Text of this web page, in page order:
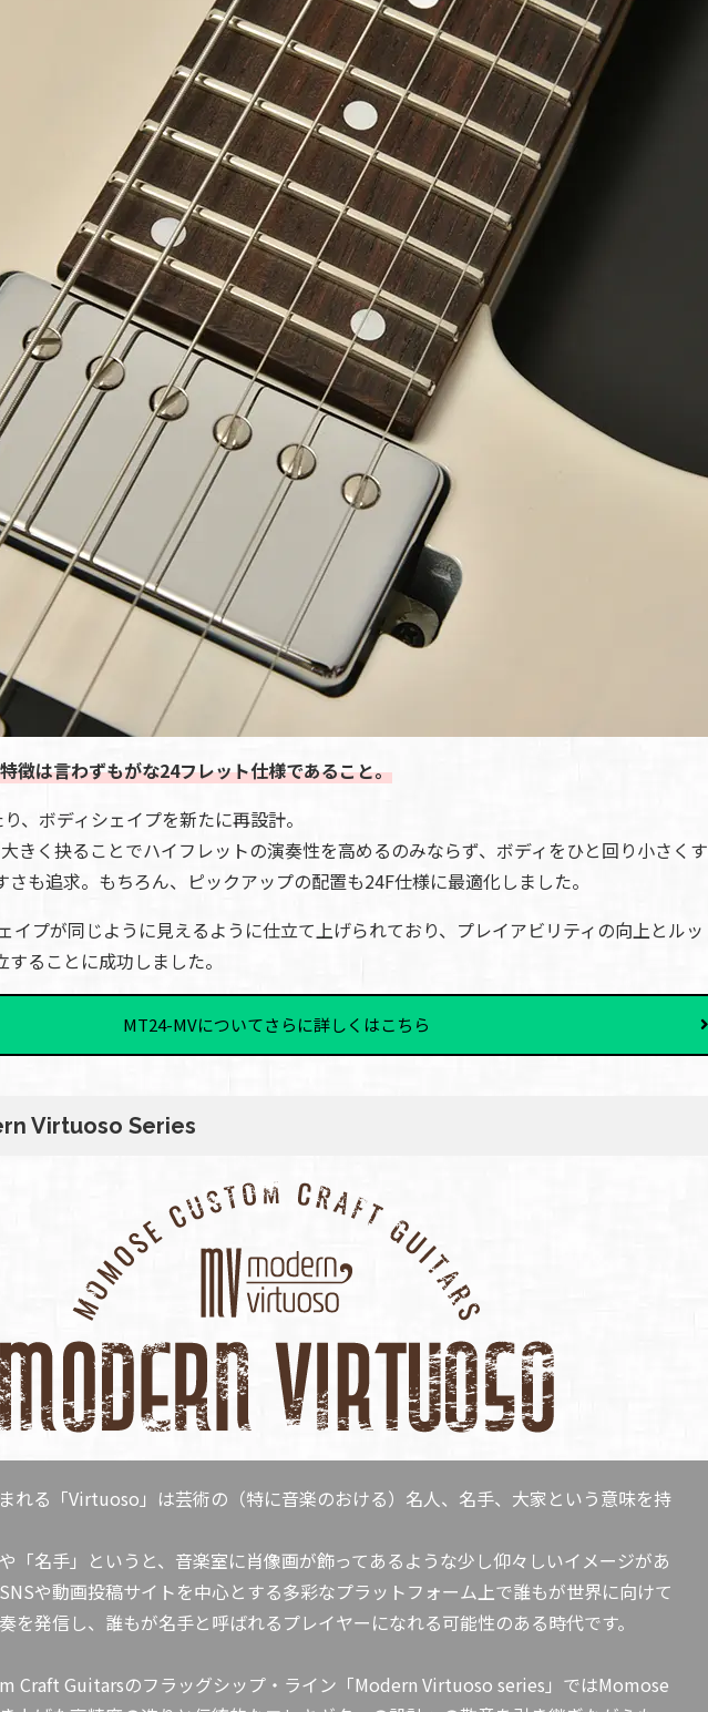
徴は言わずもがな24フレット仕様であること。
、ボディシェイプを新たに再設計。
きく抉ることでハイフレットの演奏性を高めるのみならず、ボディをひと回り小さくす
さも追求。もちろん、ピックアップの配置も24F仕様に最適化しました。
イプが同じように見えるように仕立て上げられており、プレイアビリティの向上とルッ
ることに成功しました。
MT24-MVについてさらに詳しくはこちら
Virtuoso Series
れる「Virtuoso」は芸術の（特に音楽のおける）名人、名手、大家という意味を持
や「名手」というと、音楽室に肖像画が飾ってあるような少し仰々しいイメージがあ
や動画投稿サイトを中心とする多彩なプラットフォーム上で誰もが世界に向けて
を発信し、誰もが名手と呼ばれるプレイヤーになれる可能性のある時代です。
Craft Guitarsのフラッグシップ・ライン「Modern Virtuoso series」ではMomose